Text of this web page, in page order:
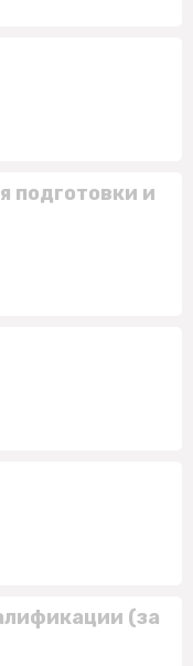
подготовки и
(за